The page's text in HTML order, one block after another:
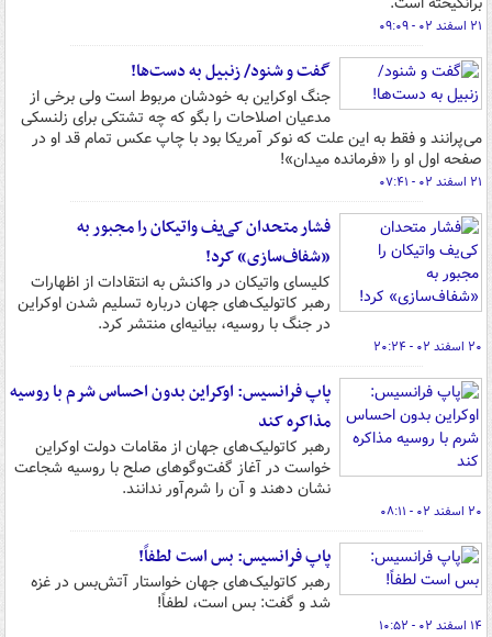
۲۱ اسفند ۰۲ - ۰۹:۰۹
گفت و شنود/ زنبیل به دست‌ها!
جنگ اوکراین به خودشان مربوط است ولی برخی از
مدعیان اصلاحات را بگو که چه تشتکی برای زلنسکی
می‌پرانند و فقط به این علت که نوکر آمریکا بود با چاپ عکس تمام قد او در
صفحه اول او را «فرمانده میدان»!
۲۱ اسفند ۰۲ - ۰۷:۴۱
فشار متحدان کی‌یف واتیکان را مجبور به
«شفاف‌سازی» کرد!
کلیسای واتیکان در واکنش به انتقادات از اظهارات
رهبر کاتولیک‌های جهان درباره تسلیم شدن اوکراین
در جنگ با روسیه، بیانیه‌ای منتشر کرد.
۲۰ اسفند ۰۲ - ۲۰:۲۴
پاپ فرانسیس: اوکراین بدون احساس شرم با روسیه
مذاکره کند
رهبر کاتولیک‌های جهان از مقامات دولت اوکراین
خواست در آغاز گفت‌وگوهای صلح با روسیه شجاعت
نشان دهند و آن را شرم‌آور ندانند.
۲۰ اسفند ۰۲ - ۰۸:۱۱
پاپ فرانسیس: بس است لطفاً!
رهبر کاتولیک‌های جهان خواستار آتش‌بس در غزه
شد و گفت: بس است، لطفاً!
۱۴ اسفند ۰۲ - ۱۰:۵۲